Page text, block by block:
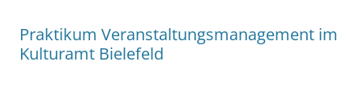
Praktikum Veranstaltungsmanagement im
Kulturamt Bielefeld